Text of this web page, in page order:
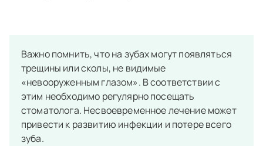
Важно помнить, что на зубах могут появляться
трещины или сколы, не видимые
«невооруженным глазом». В соответствии с
этим необходимо регулярно посещать
стоматолога. Несвоевременное лечение может
привести к развитию инфекции и потере всего
зуба.